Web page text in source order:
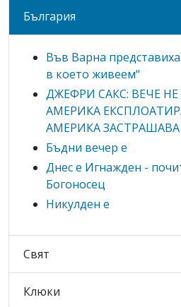
България
Във Варна
в което живеем“
ДЖЕФРИ САКС: ВЕЧЕ
АМЕРИКА
АМЕРИКА ЗАСТРАШАВА
Бъдни вечер е
Днес е Игнажден -
Богоносец
Никулден е
Свят
Клюки